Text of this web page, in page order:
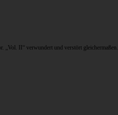
„Vol. II“ verwundert und verstört gleichermaßen.